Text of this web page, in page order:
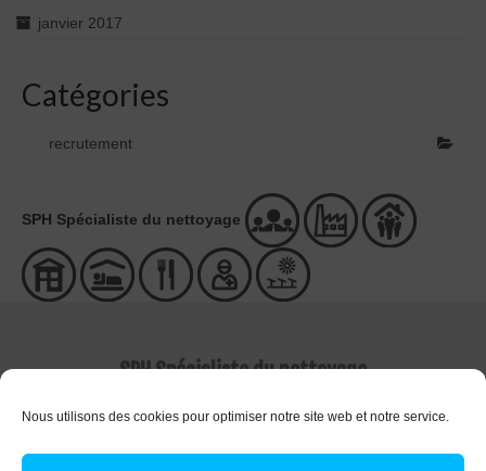
Nous utilisons des cookies pour optimiser notre site web et notre service.
janvier 2017
Catégories
recrutement
SPH Spécialiste du nettoyage
SPH Spécialiste du nettoyage